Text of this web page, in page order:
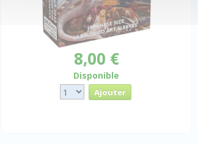
8,00 €
Disponible